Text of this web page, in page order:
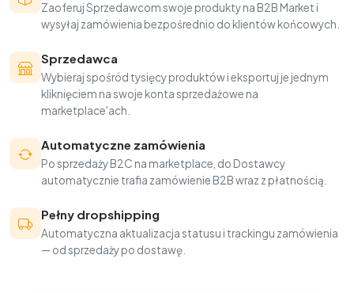
Zaoferuj Sprzedawcom swoje produkty na B2B Market i
wysyłaj zamówienia bezpośrednio do klientów końcowych.
Sprzedawca
Wybieraj spośród tysięcy produktów i eksportuj je jednym
kliknięciem na swoje konta sprzedażowe na
marketplace'ach.
Automatyczne zamówienia
Po sprzedaży B2C na marketplace, do Dostawcy
automatycznie trafia zamówienie B2B wraz z płatnością.
Pełny dropshipping
Automatyczna aktualizacja statusu i trackingu zamówienia
— od sprzedaży po dostawę.